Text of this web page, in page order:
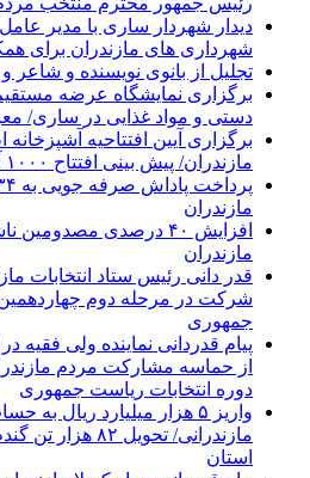
دیدار شهردار ساری با مدیر
شهرداری های مازندران برای
تجلیل از بانوی نویسنده و شاعر
برگزاری نمایشگاه عرضه
دستی و مواد غذایی در ساری/
برگزاری آیین افتتاحیه
مازندران/ پیش بینی افتتاح ۱۰۰۰ آشپزخانه در استان
مازندران
افزایش ۴۰ درصدی
مازندران
قدر دانی رئیس ستاد انتخابات
شرکت در مرحله دوم چهاردهمین
جمهوری
پیام قدردانی نماینده ولی فقیه
از حماسه مشارکت مردم
دوره انتخابات ریاست جمهوری
واریز ۵ هزار میلیارد ریال
مازندرانی/ تحویل
استان